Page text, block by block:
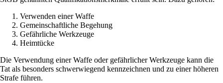
Verwenden einer Waffe
Gemeinschaftliche Begehung
Gefährliche Werkzeuge
Heimtücke
Die Verwendung einer Waffe oder gefährlicher Werkzeuge kann die
Tat als besonders schwerwiegend kennzeichnen und zu einer höheren
Strafe führen.